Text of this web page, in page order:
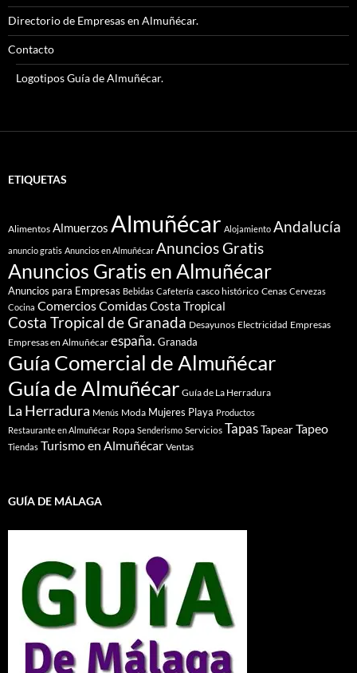
Directorio de Empresas en Almuñécar.
Contacto
Logotipos Guía de Almuñécar.
ETIQUETAS
Alimentos Almuerzos Almuñécar Alojamiento Andalucía
anuncio gratis Anuncios en Almuñécar Anuncios Gratis
Anuncios Gratis en Almuñécar
Anuncios para Empresas Bebidas Cafetería casco histórico Cenas Cervezas
Cocina ComerciosComidasCosta Tropical
Costa Tropical de Granada Desayunos Electricidad Empresas
Empresas en Almuñécar españa. Granada
Guía Comercial de Almuñécar
Guía de Almuñécar Guía de La Herradura
La Herradura Menús Moda Mujeres Playa Productos
Restaurante en Almuñécar Ropa Senderismo Servicios TapasTapearTapeo
Tiendas Turismo en Almuñécar Ventas
GUÍA DE MÁLAGA